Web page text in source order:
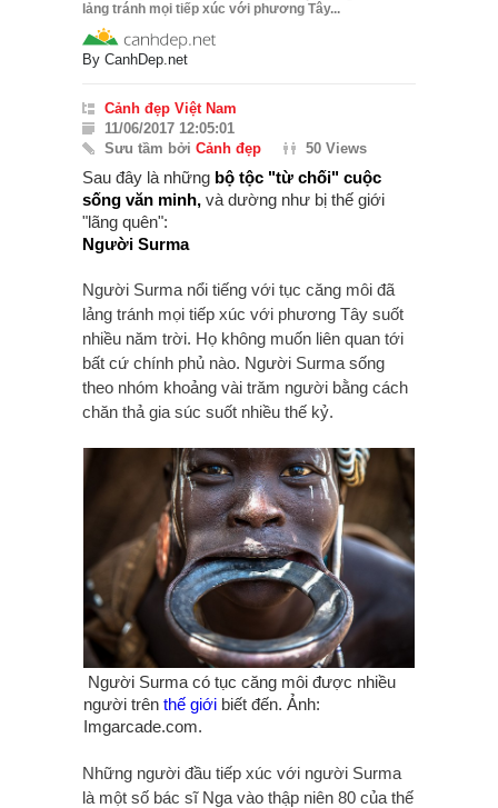
lảng tránh mọi tiếp xúc với phương Tây...
By CanhDep.net
Cảnh đẹp Việt Nam
11/06/2017 12:05:01
Sưu tầm bởi Cảnh đẹp 50 Views
Sau đây là những bộ tộc "từ chối" cuộc
sống văn minh, và dường như bị thế giới
"lãng quên":
Người Surma
Người Surma nổi tiếng với tục căng môi đã
lảng tránh mọi tiếp xúc với phương Tây suốt
nhiều năm trời. Họ không muốn liên quan tới
bất cứ chính phủ nào. Người Surma sống
theo nhóm khoảng vài trăm người bằng cách
chăn thả gia súc suốt nhiều thế kỷ.
Người Surma có tục căng môi được nhiều
người trên thế giới biết đến. Ảnh:
Imgarcade.com.
Những người đầu tiếp xúc với người Surma
là một số bác sĩ Nga vào thập niên 80 của thế